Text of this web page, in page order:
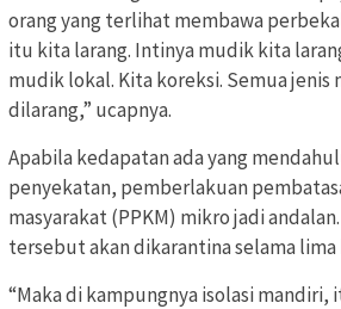
orang yang terlihat membawa
itu kita larang. Intinya mudik kita
mudik lokal. Kita koreksi. Semua jenis
dilarang,” ucapnya.
Apabila kedapatan ada yang
penyekatan, pemberlakuan
masyarakat (PPKM) mikro jadi
tersebut akan dikarantina selama lima
“Maka di kampungnya isolasi mandiri,